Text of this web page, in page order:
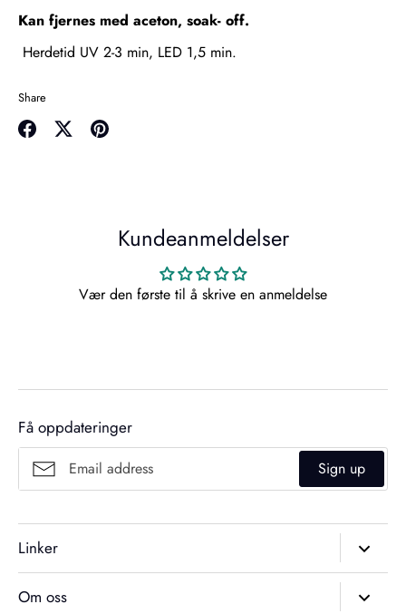
Kan fjernes med aceton, soak- off.
Herdetid UV 2-3 min, LED 1,5 min.
Share
Kundeanmeldelser
Vær den første til å skrive en anmeldelse
Få oppdateringer
Sign up
Linker
Om oss